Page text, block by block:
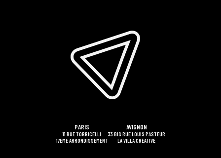
PARIS
11 RUE TORRICELLI
17ÈME ARRONDISSEMENT
AVIGNON
33 BIS RUE LOUIS PASTEUR
LA VILLA CRÉATIVE